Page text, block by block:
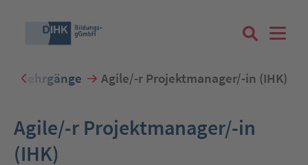
Suchbegriff eingebenAgile/-r Projektmanager/-in (IHK)
Agile/-r Projektmanager/-in
(IHK)